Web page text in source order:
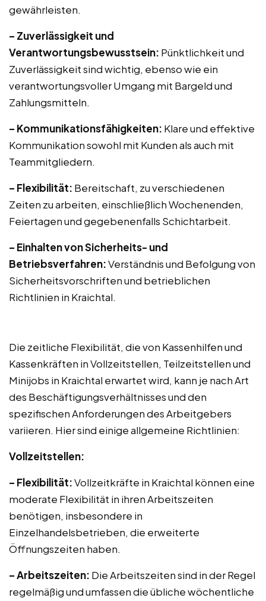
gewährleisten.
– Zuverlässigkeit und
Verantwortungsbewusstsein: Pünktlichkeit und
Zuverlässigkeit sind wichtig, ebenso wie ein
verantwortungsvoller Umgang mit Bargeld und
Zahlungsmitteln.
– Kommunikationsfähigkeiten: Klare und effektive
Kommunikation sowohl mit Kunden als auch mit
Teammitgliedern.
– Flexibilität: Bereitschaft, zu verschiedenen
Zeiten zu arbeiten, einschließlich Wochenenden,
Feiertagen und gegebenenfalls Schichtarbeit.
– Einhalten von Sicherheits- und
Betriebsverfahren:Verständnis und Befolgung von
Sicherheitsvorschriften und betrieblichen
Richtlinien in Kraichtal.
Die zeitliche Flexibilität, die von Kassenhilfen und
Kassenkräften in Vollzeitstellen, Teilzeitstellen und
Minijobs in Kraichtal erwartet wird, kann je nach Art
des Beschäftigungsverhältnisses und den
spezifischen Anforderungen des Arbeitgebers
variieren. Hier sind einige allgemeine Richtlinien:
Vollzeitstellen:
– Flexibilität:Vollzeitkräfte in Kraichtal können eine
moderate Flexibilität in ihren Arbeitszeiten
benötigen, insbesondere in
Einzelhandelsbetrieben, die erweiterte
Öffnungszeiten haben.
– Arbeitszeiten: Die Arbeitszeiten sind in der Regel
regelmäßig und umfassen die übliche wöchentliche